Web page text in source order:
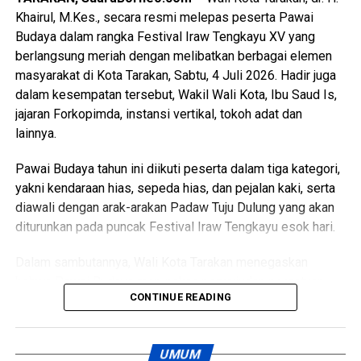
kabupaten lainnya, unsur Forkopimda, tokoh adat, tokoh
masyarakat, serta tamu undangan lainnya. [Adv/Mandu]
Views: 73
Bagikan ke
WhatsApp
Messenger 0 Twitter/X 0
Khairul, M.Kes., secara resmi melepas peserta Pawai
Budaya dalam rangka Festival Iraw Tengkayu XV yang
berlangsung meriah dengan melibatkan berbagai elemen
masyarakat di Kota Tarakan, Sabtu, 4 Juli 2026. Hadir juga
dalam kesempatan tersebut, Wakil Wali Kota, Ibu Saud Is,
jajaran Forkopimda, instansi vertikal, tokoh adat dan
lainnya.
Pawai Budaya tahun ini diikuti peserta dalam tiga kategori,
yakni kendaraan hias, sepeda hias, dan pejalan kaki, serta
diawali dengan arak-arakan Padaw Tuju Dulung yang akan
diturunkan pada puncak Festival Iraw Tengkayu esok hari.
bahwa Pawai Budaya merupakan perwujudan persatuan
dan kesatuan masyarakat Kota Tarakan. Keberagaman
CONTINUE READING
UMUM